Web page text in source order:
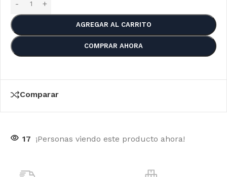
AGREGAR AL CARRITO
COMPRAR AHORA
Comparar
17 ¡Personas viendo este producto ahora!